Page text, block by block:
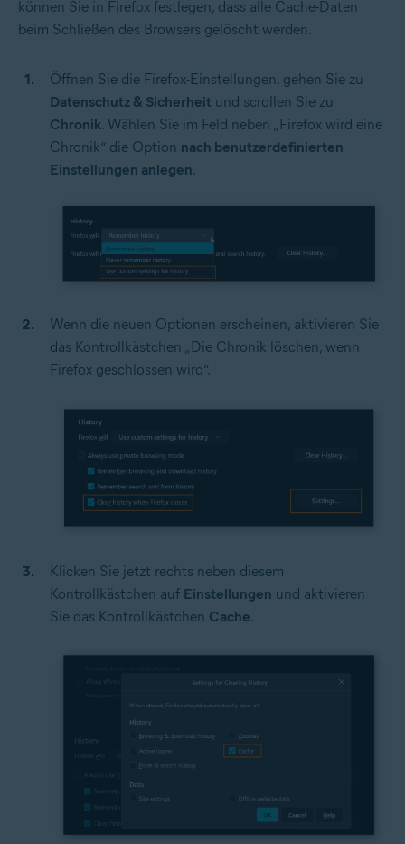
können Sie in Firefox festlegen, dass alle Cache-Daten
beim Schließen des Browsers gelöscht werden.
Öffnen Sie die Firefox-Einstellungen, gehen Sie zu
Datenschutz & Sicherheit und scrollen Sie zu
Chronik. Wählen Sie im Feld neben „Firefox wird eine
Chronik“ die Option nach benutzerdefinierten
Einstellungen anlegen.
Wenn die neuen Optionen erscheinen, aktivieren Sie
das Kontrollkästchen „Die Chronik löschen, wenn
Firefox geschlossen wird“.
Klicken Sie jetzt rechts neben diesem
Kontrollkästchen auf Einstellungen und aktivieren
Sie das Kontrollkästchen Cache.